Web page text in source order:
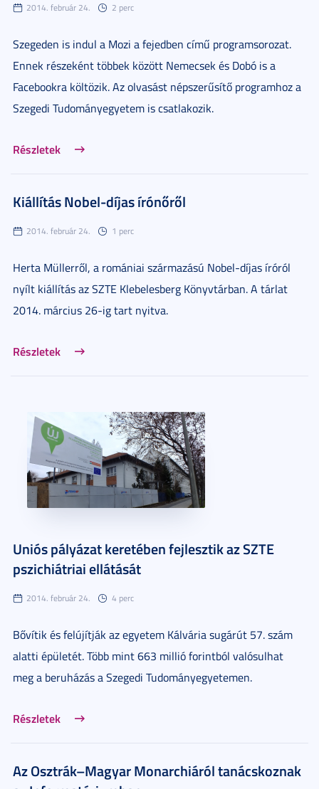
2014. február 24. 2 perc
Szegeden is indul a Mozi a fejedben című programsorozat.
Ennek részeként többek között Nemecsek és Dobó is a
Facebookra költözik. Az olvasást népszerűsítő programhoz a
Szegedi Tudományegyetem is csatlakozik.
Részletek
Kiállítás Nobel-díjas írónőről
2014. február 24. 1 perc
Herta Müllerről, a romániai származású Nobel-díjas íróról
nyílt kiállítás az SZTE Klebelesberg Könyvtárban. A tárlat
2014. március 26-ig tart nyitva.
Részletek
Uniós pályázat keretében fejlesztik az SZTE
pszichiátriai ellátását
2014. február 24. 4 perc
Bővítik és felújítják az egyetem Kálvária sugárút 57. szám
alatti épületét. Több mint 663 millió forintból valósulhat
meg a beruházás a Szegedi Tudományegyetemen.
Részletek
Az Osztrák–Magyar Monarchiáról tanácskoznak